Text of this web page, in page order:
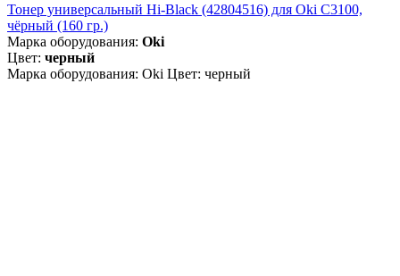
Тонер универсальный Hi-Black (42804516) для Oki С3100,
чёрный (160 гр.)
Марка оборудования: Oki
Цвет: черный
Марка оборудования: Oki Цвет: черный